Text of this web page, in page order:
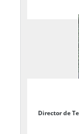
Director de